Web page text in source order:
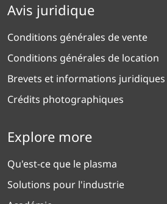
Avis juridique
Conditions générales de vente
Conditions générales de location
Brevets et informations juridiques
Crédits photographiques
Explore more
Qu'est-ce que le plasma
Solutions pour l'industrie